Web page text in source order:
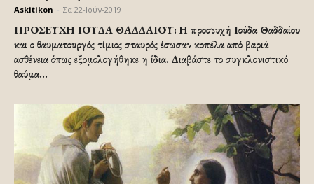
Askitikon Σα 22-Ιούν-2019
ΠΡΟΣΕΥΧΗ ΙΟΥΔΑ ΘΑΔΔΑΙΟΥ: Η προσευχή Ιούδα Θαδδαίου
και ο θαυματουργός τίμιος σταυρός έσωσαν κοπέλα από βαριά
ασθένεια όπως εξομολογήθηκε η ίδια. Διαβάστε το συγκλονιστικό
θαύμα...